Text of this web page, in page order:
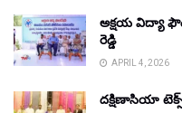
అక్షయ విద్యా
రెడ్డి
APRIL 4, 2026
దక్షిణాసియా